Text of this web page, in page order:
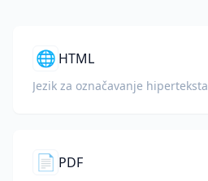
🌐 HTML
Jezik za označavanje hiperteksta
📄 PDF